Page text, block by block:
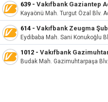
639 - Vakıfbank Gaziantep
614 - Vakıfbank Zeugma
Eydibaba Mah. Sani Konukoğlu
1012 - Vakıfbank
Budak Mah. Gazimuhtarpaşa